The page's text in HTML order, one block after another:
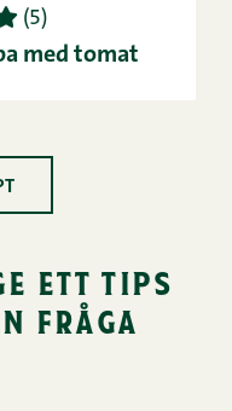
5 (5)
med tomat
ett tips
fråga